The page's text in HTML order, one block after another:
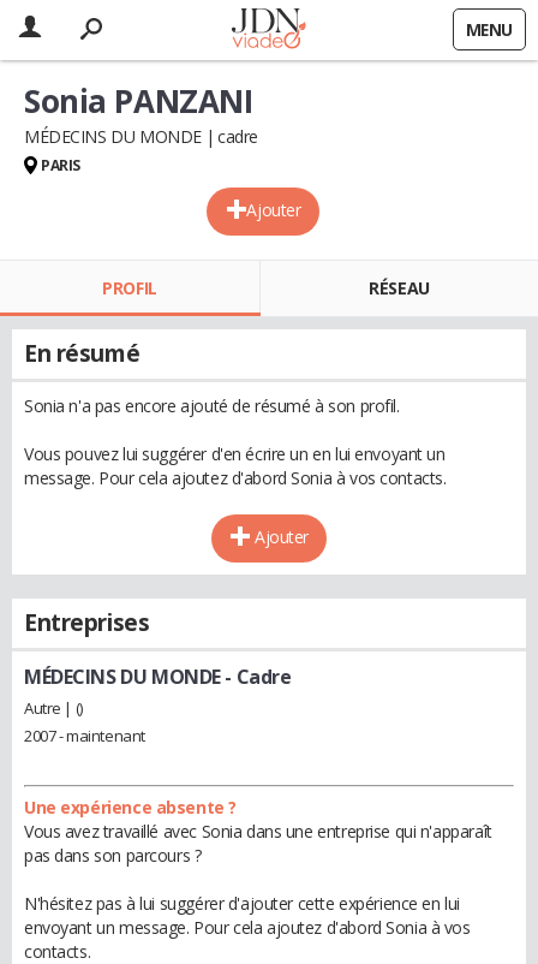
MENU
Ajouter
Sonia PANZANI
MÉDECINS DU MONDE cadre
PARIS
PROFIL RÉSEAU
En résumé
Sonia n'a pas encore ajouté de résumé à son profil.
Vous pouvez lui suggérer d'en écrire un en lui envoyant un
message. Pour cela ajoutez d'abord Sonia à vos contacts.
Ajouter
Entreprises
MÉDECINS DU MONDE- Cadre
Autre | ()
2007 - maintenant
Une expérience absente ?
Vous avez travaillé avec Sonia dans une entreprise qui n'apparaît
pas dans son parcours ?
N'hésitez pas à lui suggérer d'ajouter cette expérience en lui
envoyant un message. Pour cela ajoutez d'abord Sonia à vos
contacts.